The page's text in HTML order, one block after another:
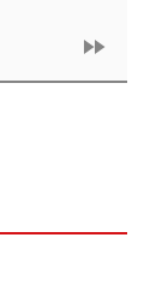
fast_forward